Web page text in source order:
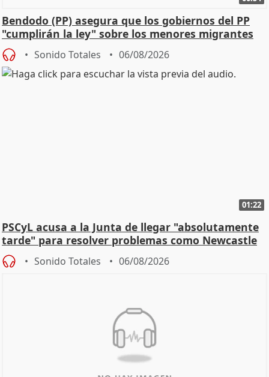
Bendodo (PP) asegura que los gobiernos del PP
"cumplirán la ley" sobre los menores migrantes
Sonido Totales 06/08/2026
01:22
PSCyL acusa a la Junta de llegar "absolutamente
tarde" para resolver problemas como Newcastle
Sonido Totales 06/08/2026